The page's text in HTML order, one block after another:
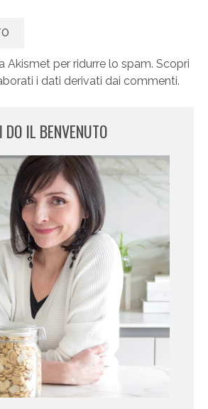
Akismet per ridurre lo spam. Scopri
i dati derivati dai commenti.
DO IL BENVENUTO